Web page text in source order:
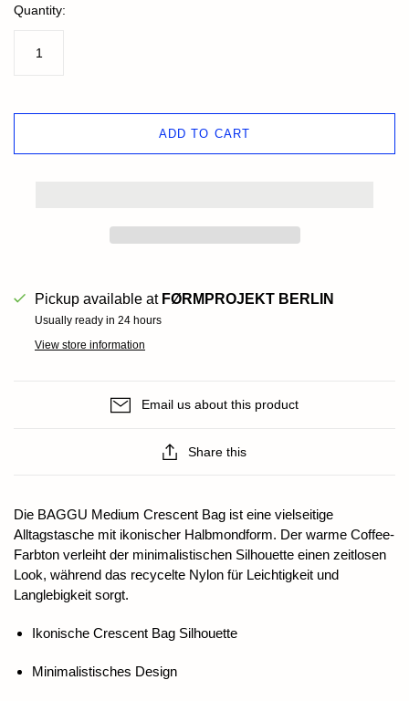
Quantity:
ADD TO CART
Pickup available at FØRMPROJEKT BERLIN
Usually ready in 24 hours
View store information
Email us about this product
Share this
Die BAGGU Medium Crescent Bag ist eine vielseitige
Alltagstasche mit ikonischer Halbmondform. Der warme Coffee-
Farbton verleiht der minimalistischen Silhouette einen zeitlosen
Look, während das recycelte Nylon für Leichtigkeit und
Langlebigkeit sorgt.
Ikonische Crescent Bag Silhouette
Minimalistisches Design